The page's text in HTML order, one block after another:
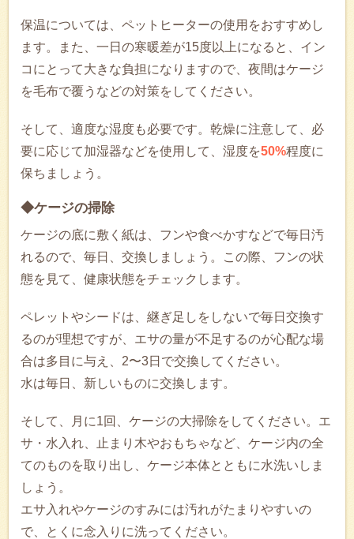
保温については、ペットヒーターの使用をおすすめし
ます。また、一日の寒暖差が15度以上になると、イン
コにとって大きな負担になりますので、夜間はケージ
を毛布で覆うなどの対策をしてください。
そして、適度な湿度も必要です。乾燥に注意して、必
要に応じて加湿器などを使用して、湿度を50%程度に
保ちましょう。
◆ケージの掃除
ケージの底に敷く紙は、フンや食べかすなどで毎日汚
れるので、毎日、交換しましょう。この際、フンの状
態を見て、健康状態をチェックします。
ペレットやシードは、継ぎ足しをしないで毎日交換す
るのが理想ですが、エサの量が不足するのが心配な場
合は多目に与え、2〜3日で交換してください。
水は毎日、新しいものに交換します。
そして、月に1回、ケージの大掃除をしてください。エ
サ・水入れ、止まり木やおもちゃなど、ケージ内の全
てのものを取り出し、ケージ本体とともに水洗いしま
しょう。
エサ入れやケージのすみには汚れがたまりやすいの
で、とくに念入りに洗ってください。